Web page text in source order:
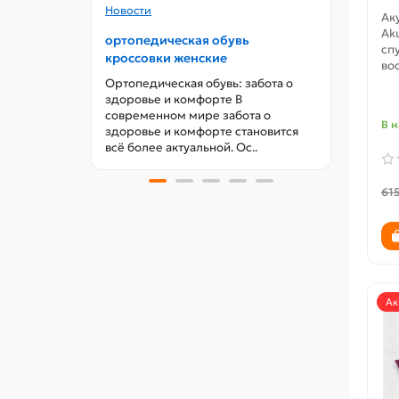
Новости
ортопедическая обувь
кроссовки женские
Ортопедическая обувь: забота о
здоровье и комфорте В
современном мире забота о
здоровье и комфорте становится
всё более актуальной. Ос..
для
В